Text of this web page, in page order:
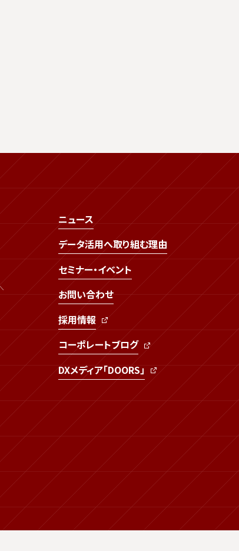
ニュース
データ活用へ取り組む理由
セミナー・イベント
お問い合わせ
採用情報
コーポレートブログ
DXメディア「DOORS」